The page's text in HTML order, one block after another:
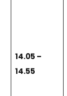
14.05 –
14.55